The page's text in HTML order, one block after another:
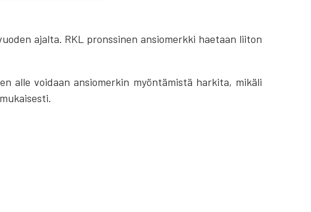
ajalta. RKL pronssinen ansiomerkki haetaan liiton
alle voidaan ansiomerkin myöntämistä harkita, mikäli